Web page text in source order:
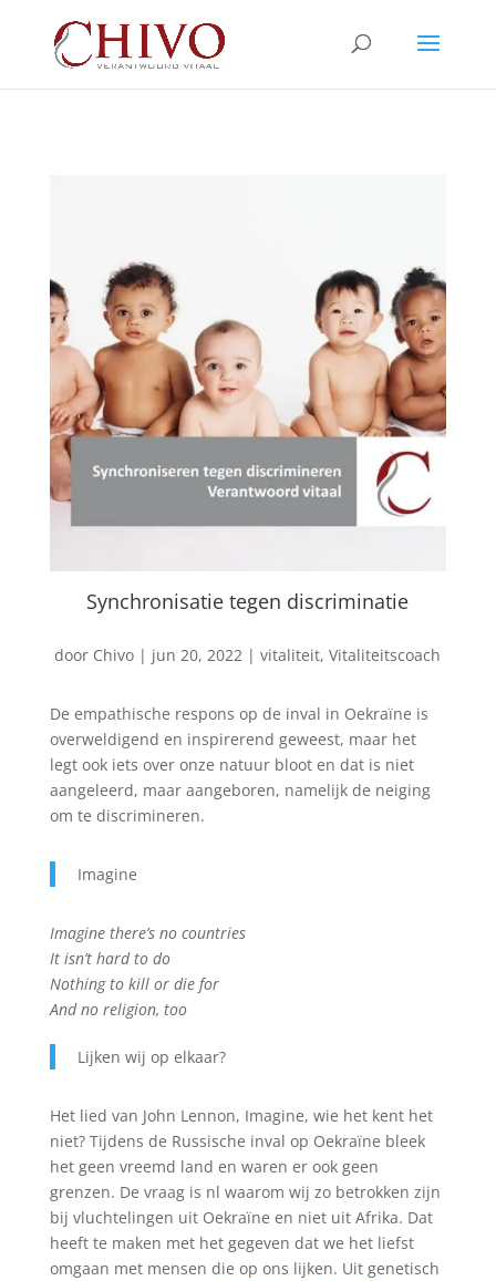
Synchronisatie tegen discriminatie
door Chivo | jun 20, 2022 |vitaliteit,Vitaliteitscoach
De empathische respons op de inval in Oekraïne is
overweldigend en inspirerend geweest, maar het
legt ook iets over onze natuur bloot en dat is niet
aangeleerd, maar aangeboren, namelijk de neiging
om te discrimineren.
Imagine
Imagine there’s no countries
It isn’t hard to do
Nothing to kill or die for
And no religion, too
Lijken wij op elkaar?
Het lied van John Lennon, Imagine, wie het kent het
niet? Tijdens de Russische inval op Oekraïne bleek
het geen vreemd land en waren er ook geen
grenzen. De vraag is nl waarom wij zo betrokken zijn
bij vluchtelingen uit Oekraïne en niet uit Afrika. Dat
heeft te maken met het gegeven dat we het liefst
omgaan met mensen die op ons lijken. Uit genetisch